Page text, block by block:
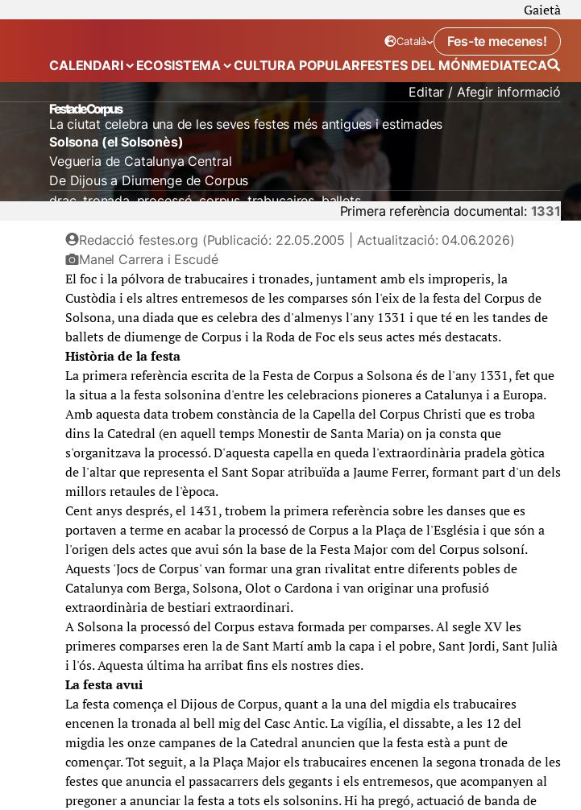
Gaietà
Idioma seleccionat:
Català
. Canviar idiomaFes-te mecenes!
CALENDARI Mostra el submenú de “Calendari”
ECOSISTEMA Mostra el submenú de “Ecosistema”
CULTURA POPULARFESTES DEL MÓNMEDIATECA
Editar / Afegir informació
Festa de Corpus
La ciutat celebra una de les seves festes més antigues i estimades
Solsona (el Solsonès)
Vegueria de Catalunya Central
De Dijous a Diumenge de Corpus
drac tronada processó corpus trabucaires ballets
Primera referència documental: 1331
Redacció festes.org (Publicació: 22.05.2005 | Actualització: 04.06.2026)
Manel Carrera i Escudé
El foc i la pólvora de trabucaires i tronades, juntament amb els improperis, la
Custòdia i els altres entremesos de les comparses són l'eix de la festa del Corpus de
Solsona, una diada que es celebra des d'almenys l'any 1331 i que té en les tandes de
ballets de diumenge de Corpus i la Roda de Foc els seus actes més destacats.
Història de la festa
La primera referència escrita de la Festa de Corpus a Solsona és de l'any 1331, fet que
la situa a la festa solsonina d'entre les celebracions pioneres a Catalunya i a Europa.
Amb aquesta data trobem constància de la Capella del Corpus Christi que es troba
dins la Catedral (en aquell temps Monestir de Santa Maria) on ja consta que
s'organitzava la processó. D'aquesta capella en queda l'extraordinària pradela gòtica
de l'altar que representa el Sant Sopar atribuïda a Jaume Ferrer, formant part d'un dels
millors retaules de l'època.
Cent anys després, el 1431, trobem la primera referència sobre les danses que es
portaven a terme en acabar la processó de Corpus a la Plaça de l'Església i que són a
l'origen dels actes que avui són la base de la Festa Major com del Corpus solsoní.
Aquests 'Jocs de Corpus' van formar una gran rivalitat entre diferents pobles de
Catalunya com Berga, Solsona, Olot o Cardona i van originar una profusió
extraordinària de bestiari extraordinari.
A Solsona la processó del Corpus estava formada per comparses. Al segle XV les
primeres comparses eren la de Sant Martí amb la capa i el pobre, Sant Jordi, Sant Julià
i l'ós. Aquesta última ha arribat fins els nostres dies.
La festa avui
La festa comença el Dijous de Corpus, quant a la una del migdia els trabucaires
encenen la tronada al bell mig del Casc Antic. La vigília, el dissabte, a les 12 del
migdia les onze campanes de la Catedral anuncien que la festa està a punt de
començar. Tot seguit, a la Plaça Major els trabucaires encenen la segona tronada de les
festes que anuncia el passacarrers dels gegants i els entremesos, que acompanyen al
pregoner a anunciar la festa a tots els solsonins. Hi ha pregó, actuació de banda de